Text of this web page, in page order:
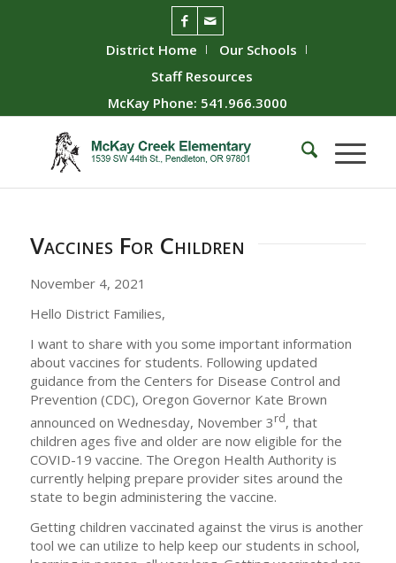
District Home
Our Schools
Staff Resources
McKay Phone: 541.966.3000
Vaccines For Children
November 4, 2021
Hello District Families,
I want to share with you some important information
about vaccines for students. Following updated
guidance from the Centers for Disease Control and
Prevention (CDC), Oregon Governor Kate Brown
announced on Wednesday, November 3rd, that
children ages five and older are now eligible for the
COVID-19 vaccine. The Oregon Health Authority is
currently helping prepare provider sites around the
state to begin administering the vaccine.
Getting children vaccinated against the virus is another
tool we can utilize to help keep our students in school,